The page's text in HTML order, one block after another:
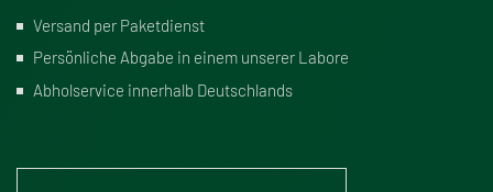
Versand per Paketdienst
Persönliche Abgabe in einem unserer Labore
Abholservice innerhalb Deutschlands